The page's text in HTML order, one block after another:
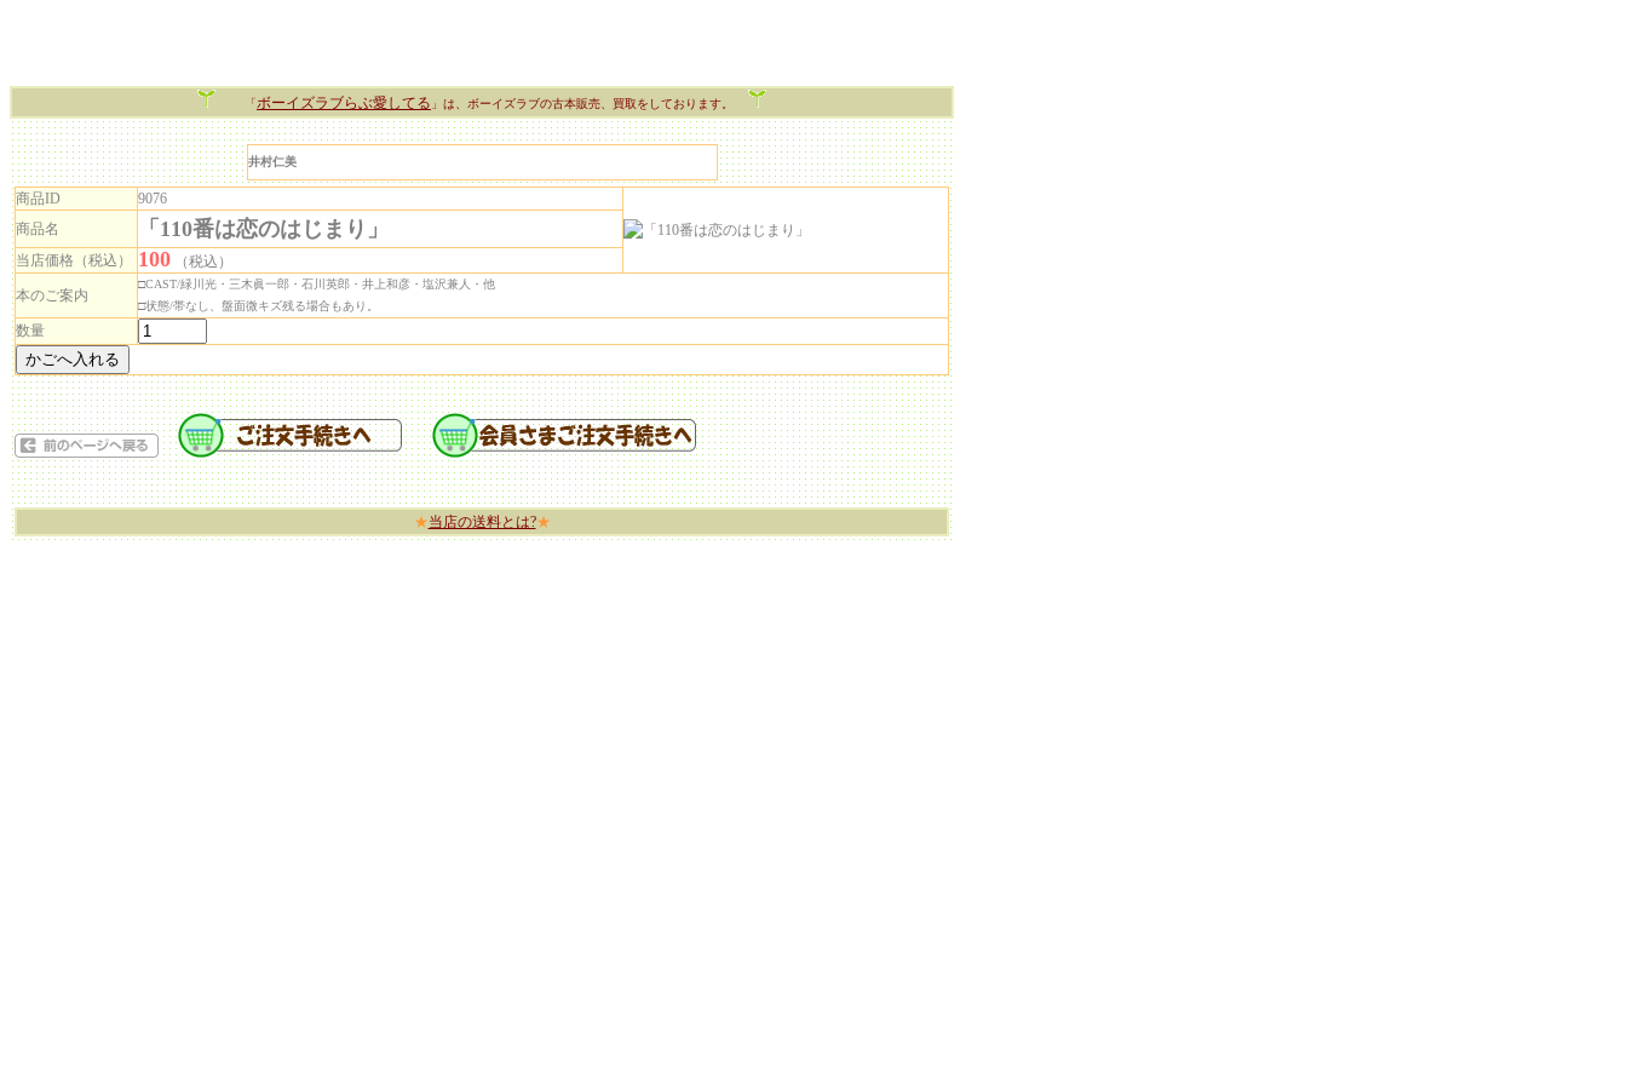
「ボーイズラブらぶ愛してる 」は、ボーイズラブの古本販売、買取をしております。
井村仁美
商品ID
9076
商品名
「110番は恋のはじまり」
当店価格（税込） 100
（税込）
本のご案内
□CAST/緑川光・三木眞一郎・石川英郎・井上和彦・塩沢兼人・他
□状態/帯なし、盤面微キズ残る場合もあり。
数量
★当店の送料とは?★